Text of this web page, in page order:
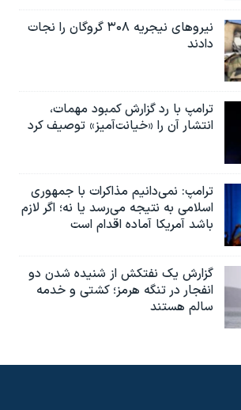
نیروهای نیجریه‌ ۳۰۸ گروگان را نجات
دادند
ترامپ با رد گزارش کمبود مهمات،
انتشار آن را «خیانت‌آمیز» توصیف کرد
ترامپ: نمی‌دانیم مذاکرات با جمهوری
اسلامی به نتیجه می‌رسد یا نه؛ اگر لازم
باشد آمریکا آماده اقدام است
گزارش یک نفتکش از شنیده شدن دو
انفجار در تنگه هرمز؛ کشتی و خدمه
سالم هستند